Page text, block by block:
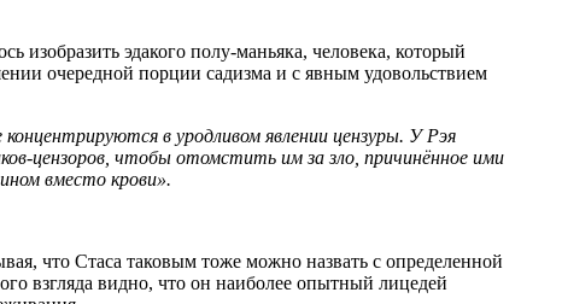
изобразить эдакого полу-маньяка, человека, который
очередной порции садизма и с явным удовольствием
в уродливом явлении цензуры. У Рэя
цензоров, чтобы отомстить им за зло, причинённое ими
вместо крови».
что Стаса таковым тоже можно назвать с определенной
взгляда видно, что он наиболее опытный лицедей